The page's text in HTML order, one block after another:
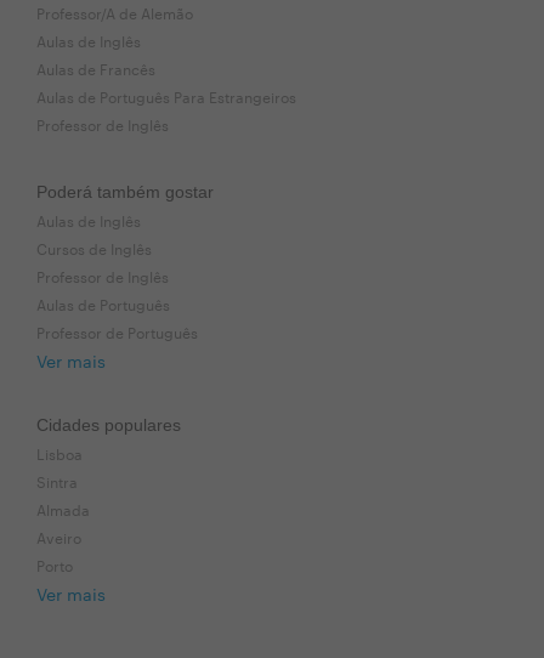
Professor/A de Alemão
Aulas de Inglês
Aulas de Francês
Aulas de Português Para Estrangeiros
Professor de Inglês
Poderá também gostar
Aulas de Inglês
Cursos de Inglês
Professor de Inglês
Aulas de Português
Professor de Português
Ver mais
Cidades populares
Lisboa
Sintra
Almada
Aveiro
Porto
Ver mais